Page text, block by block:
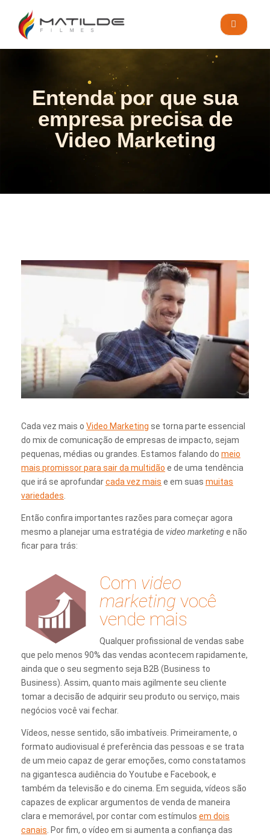
Blog ORÇAMENTO
Entenda por que sua
empresa precisa de
Video Marketing
Cada vez mais o Video Marketing se torna parte essencial
do mix de comunicação de empresas de impacto, sejam
pequenas, médias ou grandes. Estamos falando do meio
mais promissor para sair da multidão e de uma tendência
que irá se aprofundarcada vez mais e em suas muitas
variedades.
Então confira importantes razões para começar agora
mesmo a planejar uma estratégia de video marketinge não
ficar para trás:
Com video
marketing você
vende mais
Qualquer profissional de vendas sabe
que pelo menos 90% das vendas acontecem rapidamente,
ainda que o seu segmento seja B2B (Business to
Business). Assim, quanto mais agilmente seu cliente
tomar a decisão de adquirir seu produto ou serviço, mais
negócios você vai fechar.
Vídeos, nesse sentido, são imbatíveis. Primeiramente, o
formato audiovisual é preferência das pessoas e se trata
de um meio capaz de gerar emoções, como constatamos
na gigantesca audiência do Youtube e Facebook, e
também da televisão e do cinema. Em seguida, vídeos são
capazes de explicar argumentos de venda de maneira
clara e memorável, por contar com estímulos em dois
canais. Por fim, o vídeo em si aumenta a confiança das